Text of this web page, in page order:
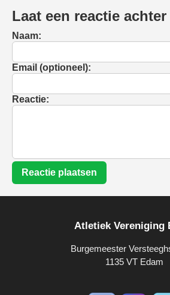
Laat een reactie achter
Naam:
Email (optioneel):
Reactie:
Reactie plaatsen
Atletiek Vereniging
Burgemeester
1135 VT Edam